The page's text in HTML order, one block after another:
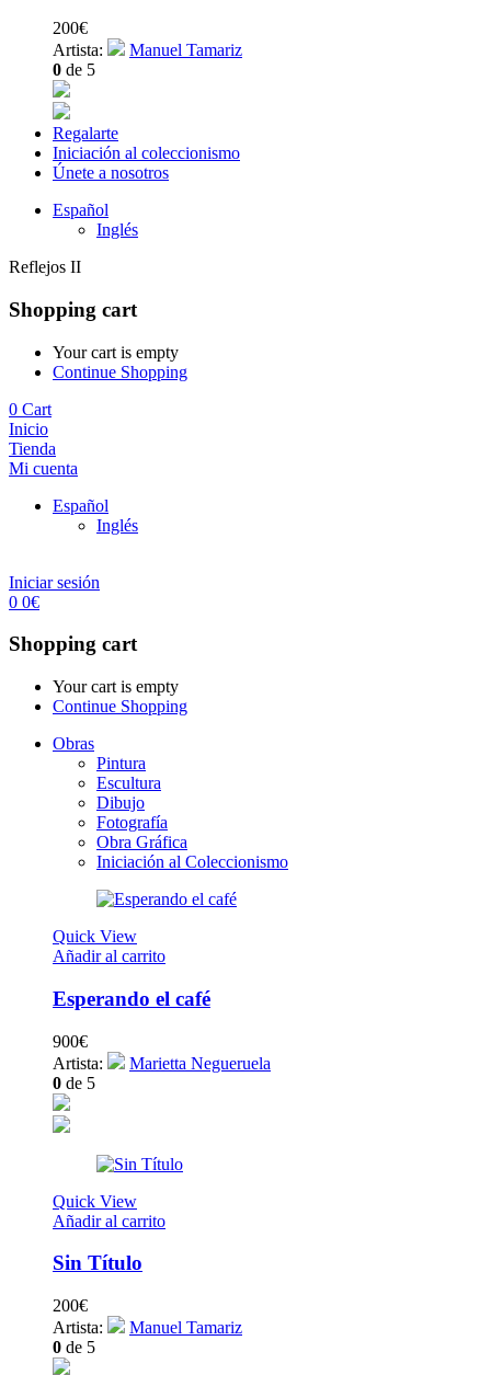
200€
Artista:
Manuel Tamariz
0 de 5
Regalarte
Iniciación al coleccionismo
Únete a nosotros
Español
Inglés
Reflejos II
Shopping cart
Your cart is empty
Continue Shopping
0 Cart
Inicio
Tienda
Mi cuenta
Español
Inglés
Iniciar sesión
0 0€
Shopping cart
Your cart is empty
Continue Shopping
Obras
Pintura
Escultura
Dibujo
Fotografía
Obra Gráfica
Iniciación al Coleccionismo
Quick View
Añadir al carrito
Esperando el café
900€
Artista:
Marietta Negueruela
0 de 5
Quick View
Añadir al carrito
Sin Título
200€
Artista:
Manuel Tamariz
0 de 5